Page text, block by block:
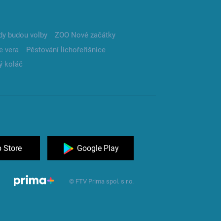
budou volby
ZOO Nové začátky
vera
Pěstování lichořeřišnice
koláč
Store Google Play
© FTV Prima spol. s r.o.